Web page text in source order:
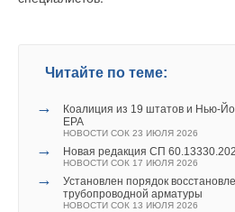
Читайте по теме:
→
Коалиция из 19 штатов и Нью-
EPA
НОВОСТИ СОК 23 ИЮЛЯ 2026
→ Новая редакция СП
НОВОСТИ СОК 17 ИЮЛЯ 2026
→
Установлен порядок
трубопроводной арматуры
НОВОСТИ СОК 13 ИЮЛЯ 2026